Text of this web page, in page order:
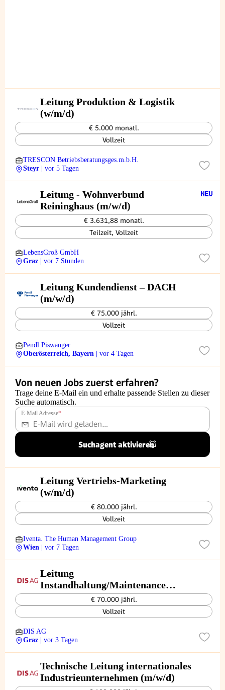
Leitung Produktion & Logistik
(w/m/d)
€ 5.000 monatl.
Vollzeit
TRESCON Betriebsberatungsges.m.b.H.
Steyr
| vor 5 Tagen
Leitung - Wohnverbund
Reininghaus (m/w/d)
€ 3.631,88 monatl.
Teilzeit, Vollzeit
LebensGroß GmbH
Graz
| vor 7 Stunden
Leitung Kundendienst – DACH
(m/w/d)
€ 75.000 jährl.
Vollzeit
Pendl Piswanger
Oberösterreich, Bayern
| vor 4 Tagen
Von neuen Jobs zuerst erfahren?
Trage deine E-Mail ein und erhalte passende Stellen zu dieser
Suche automatisch.
E-Mail Adresse*
Suchagent aktivieren
Leitung Vertriebs-Marketing
(w/m/d)
€ 80.000 jährl.
Vollzeit
Iventa. The Human Management Group
Wien
| vor 7 Tagen
Leitung
Instandhaltung/Maintenance
Industrieunternehmen (m/w/d)
€ 70.000 jährl.
Vollzeit
DIS AG
Graz
| vor 3 Tagen
Technische Leitung internationales
Industrieunternehmen (m/w/d)